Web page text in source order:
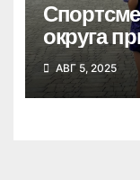
округа
АВГ 5, 2025